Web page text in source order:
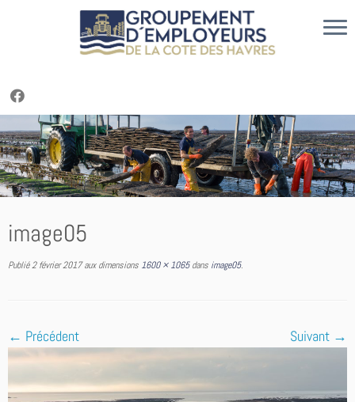
au
contenu
image05
Publié2 février 2017aux dimensions 1600 × 1065dans image05.
← Précédent Suivant →
Cookies management panel